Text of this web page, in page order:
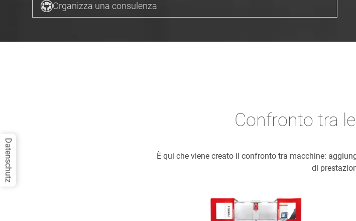
Organizza una consulenza
Confronto tra
È qui che viene creato il confronto tra macchine:
di
Datenschutz